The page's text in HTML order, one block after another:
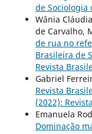
de Sociologia
Wânia
de Carvalho,
de rua no
Brasileira de
Revista
Gabriel
Revista
(2022):
Emanuela
Dominação